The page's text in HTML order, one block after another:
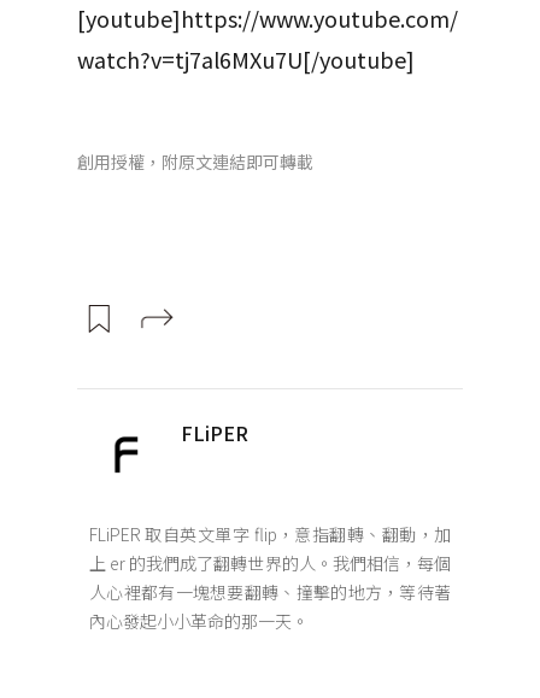
[youtube]https://www.youtube.com/
watch?v=tj7al6MXu7U[/youtube]
創用授權，附原文連結即可轉載
FLiPER
FLiPER 取自英文單字 flip，意指翻轉、翻動，加
上 er 的我們成了翻轉世界的人。我們相信，每個
人心裡都有一塊想要翻轉、撞擊的地方，等待著
內心發起小小革命的那一天。